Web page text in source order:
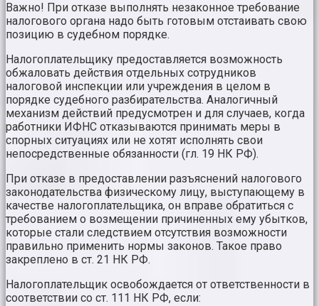
Важно! При отказе выполнять незаконное требование
налогового органа надо быть готовым отстаивать свою
позицию в судебном порядке.
Налогоплательщику предоставляется возможность
обжаловать действия отдельных сотрудников
налоговой инспекции или учреждения в целом в
порядке судебного разбирательства. Аналогичный
механизм действий предусмотрен и для случаев, когда
работники ИФНС отказываются принимать меры в
спорных ситуациях или не хотят исполнять свои
непосредственные обязанности (гл. 19 НК РФ).
При отказе в предоставлении разъяснений налогового
законодательства физическому лицу, выступающему в
качестве налогоплательщика, он вправе обратиться с
требованием о возмещении причиненных ему убытков,
которые стали следствием отсутствия возможности
правильно применить нормы законов. Такое право
закреплено в ст. 21 НК РФ.
Налогоплательщик освобождается от ответственности в
соответствии со ст. 111 НК РФ, если: